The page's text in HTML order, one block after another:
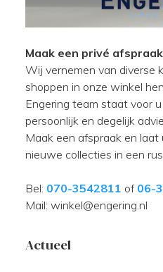
Maak een privé
Wij vernemen van diverse
shoppen in onze winkel
Engering team staat voor
persoonlijk en degelijk
Maak een afspraak en laat
nieuwe collecties in een
Bel: 070-3542811 of 06-
Mail: winkel@engering.nl
Actueel